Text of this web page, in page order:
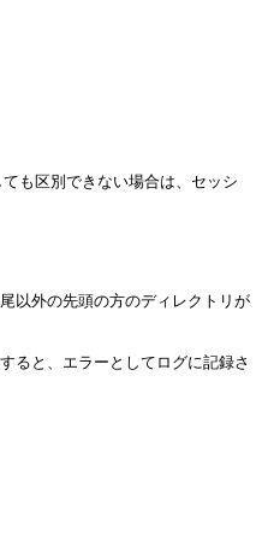
も区別できない場合は、セッシ
以外の先頭の方のディレクトリが
ると、エラーとしてログに記録さ